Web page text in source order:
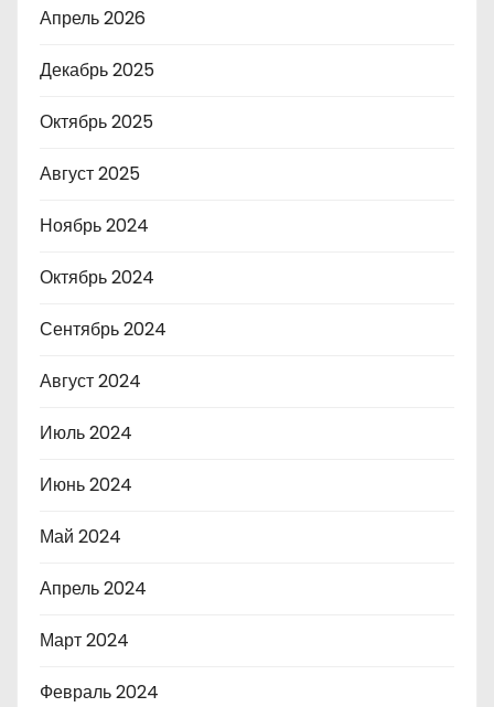
Апрель 2026
Декабрь 2025
Октябрь 2025
Август 2025
Ноябрь 2024
Октябрь 2024
Сентябрь 2024
Август 2024
Июль 2024
Июнь 2024
Май 2024
Апрель 2024
Март 2024
Февраль 2024